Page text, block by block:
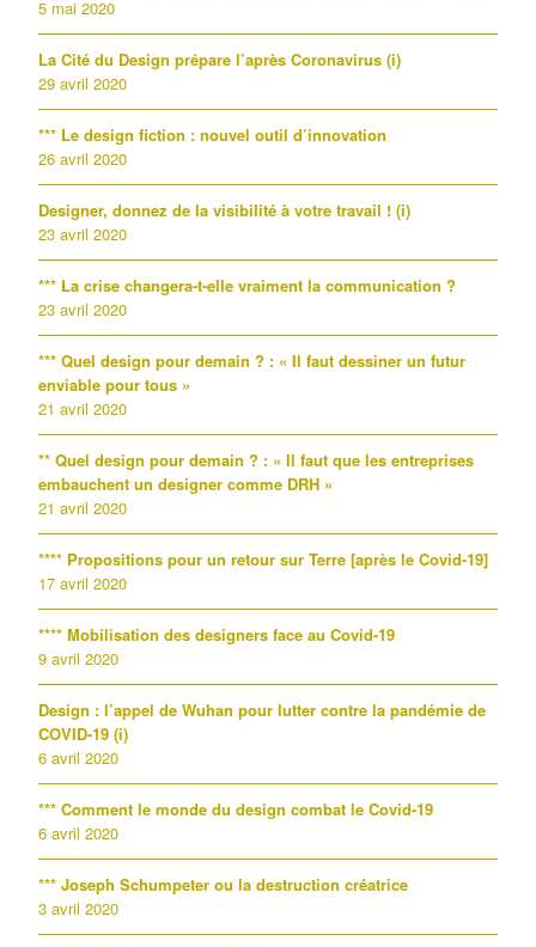
5 mai 2020
La Cité du Design prépare l’après Coronavirus (i)
29 avril 2020
*** Le design fiction : nouvel outil d’innovation
26 avril 2020
Designer, donnez de la visibilité à votre travail ! (i)
23 avril 2020
*** La crise changera-t-elle vraiment la communication ?
23 avril 2020
*** Quel design pour demain ? : « Il faut dessiner un futur
enviable pour tous »
21 avril 2020
** Quel design pour demain ? : « Il faut que les entreprises
embauchent un designer comme DRH »
21 avril 2020
**** Propositions pour un retour sur Terre [après le Covid-19]
17 avril 2020
**** Mobilisation des designers face au Covid-19
9 avril 2020
Design : l’appel de Wuhan pour lutter contre la pandémie de
COVID-19 (i)
6 avril 2020
*** Comment le monde du design combat le Covid-19
6 avril 2020
*** Joseph Schumpeter ou la destruction créatrice
3 avril 2020